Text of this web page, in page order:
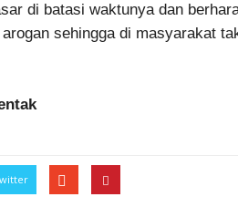
di batasi waktunya dan
sehingga di masyarakat